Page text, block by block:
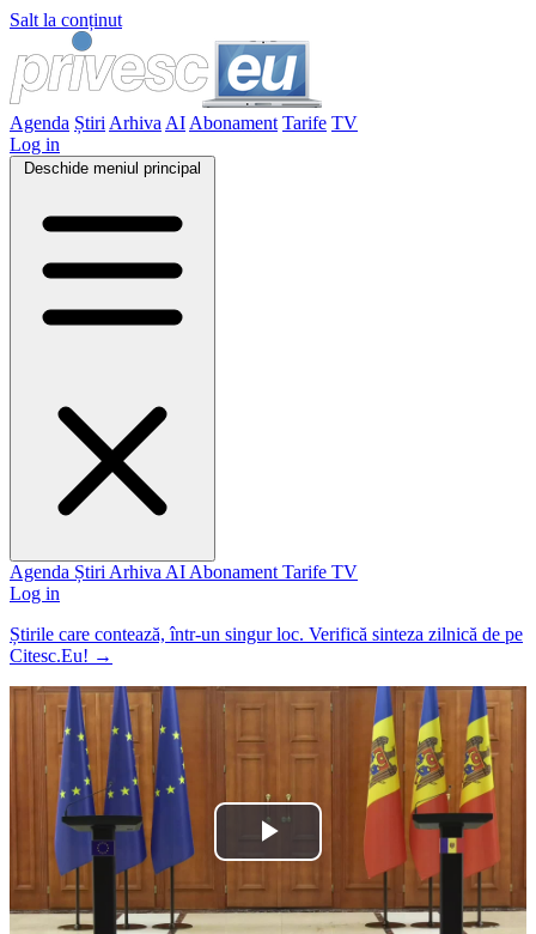
Salt la conținut
Agenda Știri Arhiva AI Abonament Tarife TV
Log in
Deschide meniul principal
Agenda Știri Arhiva AI Abonament Tarife TV
Log in
Știrile care contează, într-un singur loc. Verifică sinteza zilnică de pe
Citesc.Eu! →
Play
Video